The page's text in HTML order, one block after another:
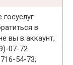
в
вы в аккаунт,
07-72
54-73;